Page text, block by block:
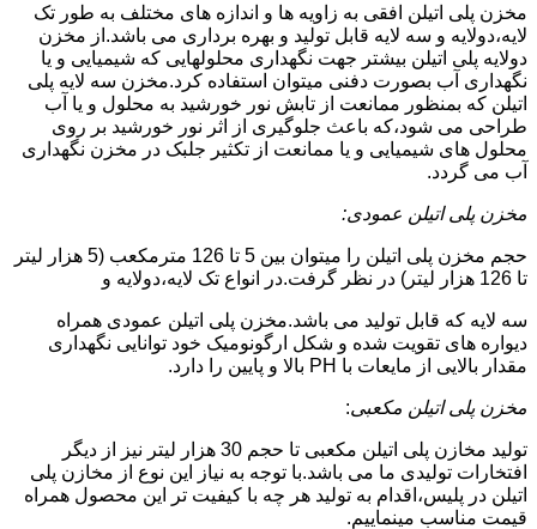
مخزن پلی اتیلن افقی به زاویه ها و اندازه های مختلف به طور تک
لایه،دولایه و سه لایه قابل تولید و بهره برداری می باشد.از مخزن
دولایه پلی اتیلن بیشتر جهت نگهداری محلولهایی که شیمیایی و یا
نگهداری آب بصورت دفنی میتوان استفاده کرد.مخزن سه لایه پلی
اتیلن که بمنظور ممانعت از تابش نور خورشید به محلول و یا آب
طراحی می شود،که باعث جلوگیری از اثر نور خورشید بر روی
محلول های شیمیایی و یا ممانعت از تکثیر جلبک در مخزن نگهداری
آب می گردد.
مخزن پلی اتیلن عمودی:
حجم مخزن پلی اتیلن را میتوان بین 5 تا 126 مترمکعب (5 هزار لیتر
تا 126 هزار لیتر) در نظر گرفت.در انواع تک لایه،دولایه و
سه لایه که قابل تولید می باشد.مخزن پلی اتیلن عمودی همراه
دیواره های تقویت شده و شکل ارگونومیک خود توانایی نگهداری
مقدار بالایی از مایعات با PH بالا و پایین را دارد.
مخزن پلی اتیلن مکعبی:
تولید مخازن پلی اتیلن مکعبی تا حجم 30 هزار لیتر نیز از دیگر
افتخارات تولیدی ما می باشد.با توجه به نیاز این نوع از مخازن پلی
اتیلن در پلیس،اقدام به تولید هر چه با کیفیت تر این محصول همراه
قیمت مناسب مینماییم.